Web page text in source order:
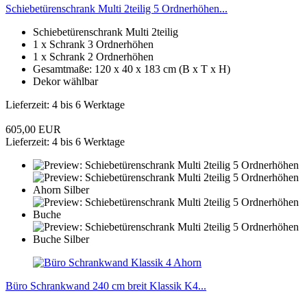
Schiebetürenschrank Multi 2teilig 5 Ordnerhöhen...
Schiebetürenschrank Multi 2teilig
1 x Schrank 3 Ordnerhöhen
1 x Schrank 2 Ordnerhöhen
Gesamtmaße: 120 x 40 x 183 cm (B x T x H)
Dekor wählbar
Lieferzeit: 4 bis 6 Werktage
605,00 EUR
Lieferzeit: 4 bis 6 Werktage
Büro Schrankwand 240 cm breit Klassik K4...